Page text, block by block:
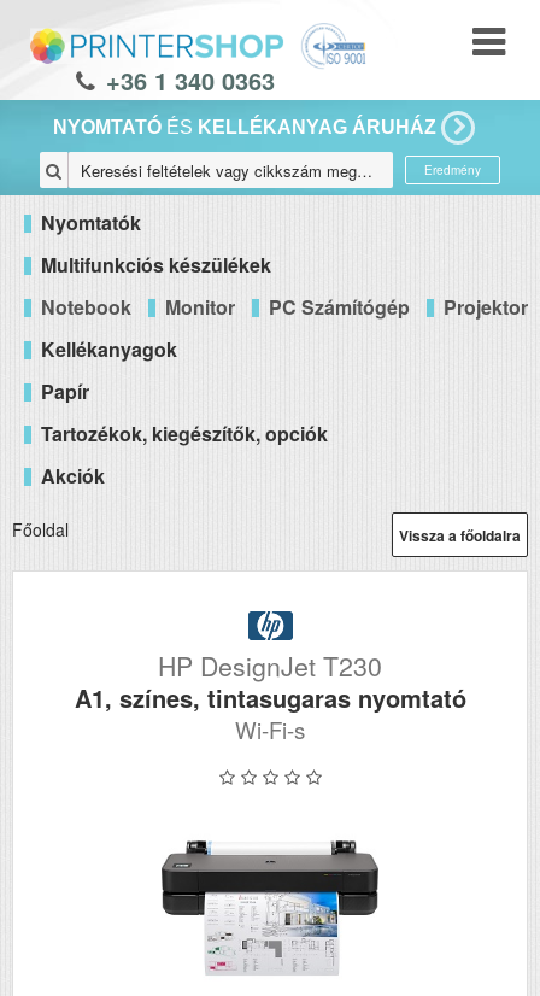
+36 1 340 0363
NYOMTATÓ ÉS KELLÉKANYAG ÁRUHÁZ
Eredmény
Nyomtatók
Multifunkciós készülékek
Notebook
Monitor PC Számítógép
Projektor
Kellékanyagok
Papír
Tartozékok, kiegészítők, opciók
Akciók
Vissza a főoldalra
Főoldal
HP DesignJet T230
A1, színes, tintasugaras nyomtató
Wi-Fi-s